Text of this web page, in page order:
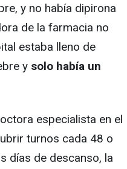
y no había dipirona
de la farmacia no
estaba lleno de
y solo había un
especialista en el
turnos cada 48 o
días de descanso, la